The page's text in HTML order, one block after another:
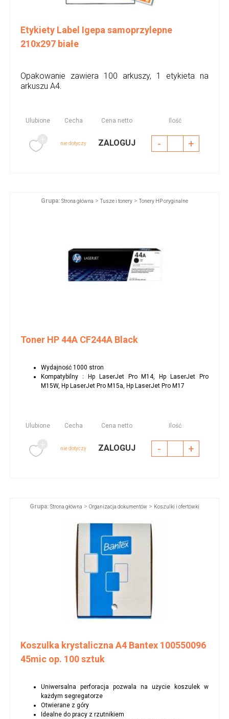
Etykiety Label Igepa samoprzylepne
210x297 białe
Opakowanie zawiera 100 arkuszy, 1 etykieta na
arkuszu A4.
Ulubione Cecha Cena netto Ilość
nie dotyczy ZALOGUJ - +
Grupa: Strona główna > Tusze i tonery > Tonery HP oryginalne
Toner HP 44A CF244A Black
Wydajność 1000 stron
Kompatybilny : Hp LaserJet Pro M14, Hp LaserJet Pro
M15W, Hp LaserJet Pro M15a, Hp LaserJet Pro M17
Ulubione Cecha Cena netto Ilość
nie dotyczy ZALOGUJ - +
Grupa: Strona główna > Organizacja dokumentów > Koszulki i ofertówki
Koszulka krystaliczna A4 Bantex 100550096
45mic op. 100 sztuk
Uniwersalna perforacja pozwala na użycie koszulek w
każdym segregatorze
Otwierane z góry
Idealne do pracy z rzutnikiem